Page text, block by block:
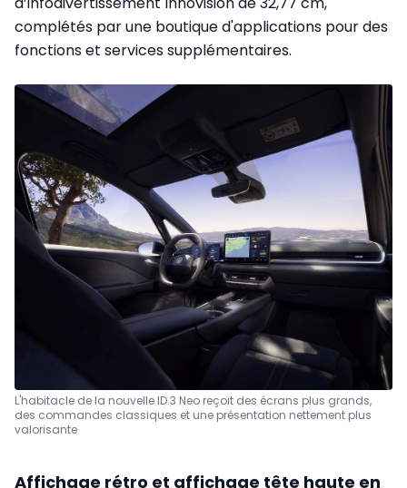
complétés par une boutique d'applications pour des
fonctions et services supplémentaires.
L'habitacle de la nouvelle ID.3 Neo reçoit des écrans plus grands,
des commandes classiques et une présentation nettement plus
valorisante
Affichage rétro et affichage tête haute en